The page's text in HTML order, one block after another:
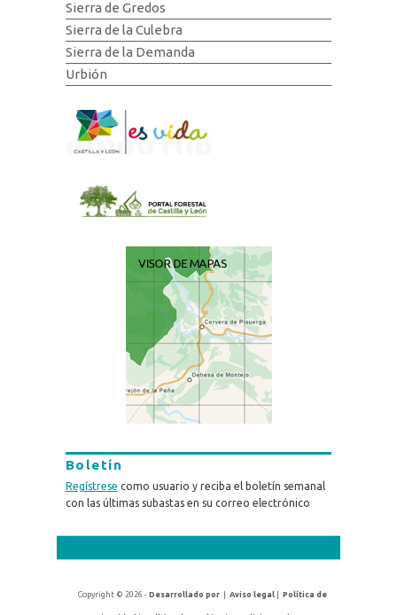
Sierra de Gredos
Sierra de la Culebra
Sierra de la Demanda
Urbión
Boletín
Regístrese como usuario y reciba el boletín semanal
con las últimas subastas en su correo electrónico
Copyright © 2026 -Desarrollado por |Aviso legal |Política de